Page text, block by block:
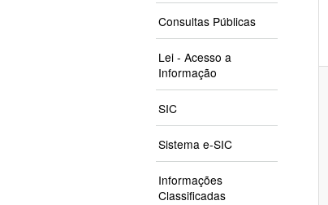
Consultas Públicas
Lei - Acesso a
Informação
SIC
Sistema e-SIC
Informações
Classificadas